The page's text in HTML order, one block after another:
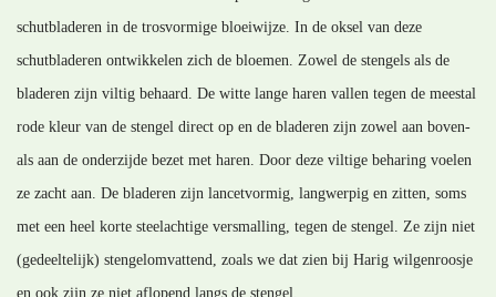
schutbladeren in de trosvormige bloeiwijze. In de oksel van deze
schutbladeren ontwikkelen zich de bloemen. Zowel de stengels als de
bladeren zijn viltig behaard. De witte lange haren vallen tegen de meestal
rode kleur van de stengel direct op en de bladeren zijn zowel aan boven-
als aan de onderzijde bezet met haren. Door deze viltige beharing voelen
ze zacht aan. De bladeren zijn lancetvormig, langwerpig en zitten, soms
met een heel korte steelachtige versmalling, tegen de stengel. Ze zijn niet
(gedeeltelijk) stengelomvattend, zoals we dat zien bij Harig wilgenroosje
en ook zijn ze niet aflopend langs de stengel.